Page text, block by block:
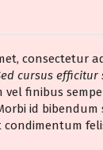
consectetur
cursus efficitur
vel finibus
id bibendum
condimentum